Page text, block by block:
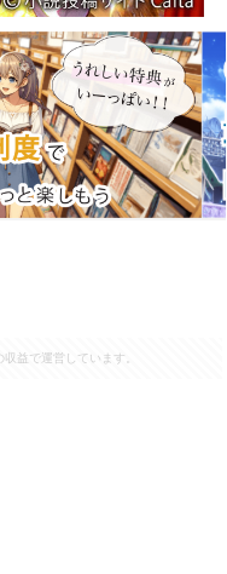
益で運営しています。